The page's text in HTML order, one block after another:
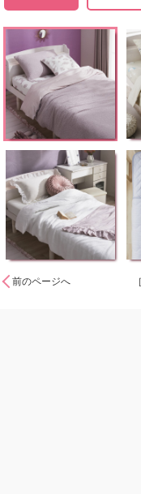
前のページへ